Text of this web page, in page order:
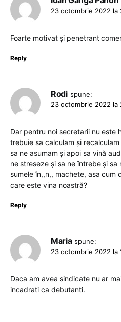
23 octombrie 2022 la
Foarte motivat și penetrant
Reply
Rodi spune:
23 octombrie 2022 la
Dar pentru noi secretarii nu este
trebuie sa calculam și
sa ne asumam și apoi sa vină
ne streseze și sa ne întrebe și
sumele în,,n,, machete, asa cum
care este vina noastră?
Reply
Maria spune:
23 octombrie 2022 la
Daca am avea sindicate nu ar
incadrati ca debutanti.